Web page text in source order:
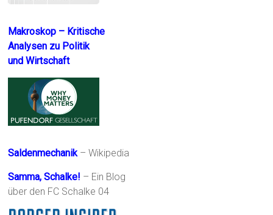
Makroskop – Kritische
Analysen zu Politik
und Wirtschaft
Saldenmechanik – Wikipedia
Samma, Schalke! – Ein Blog
über den FC Schalke 04